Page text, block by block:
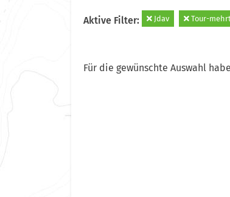
Aktive Filter: Jdav Tour-
Für die gewünschte Auswahl